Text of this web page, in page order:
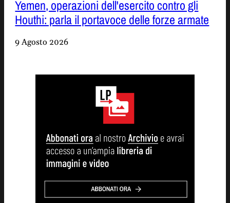
Yemen, operazioni dell'esercito contro gli
Houthi: parla il portavoce delle forze armate
9 Agosto 2026